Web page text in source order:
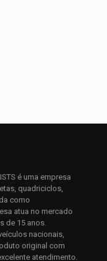
a próxima vez que
é uma empresa
quadriciclos,
como
atua no mercado
de 15 anos.
nacionais,
original com
atendimento.